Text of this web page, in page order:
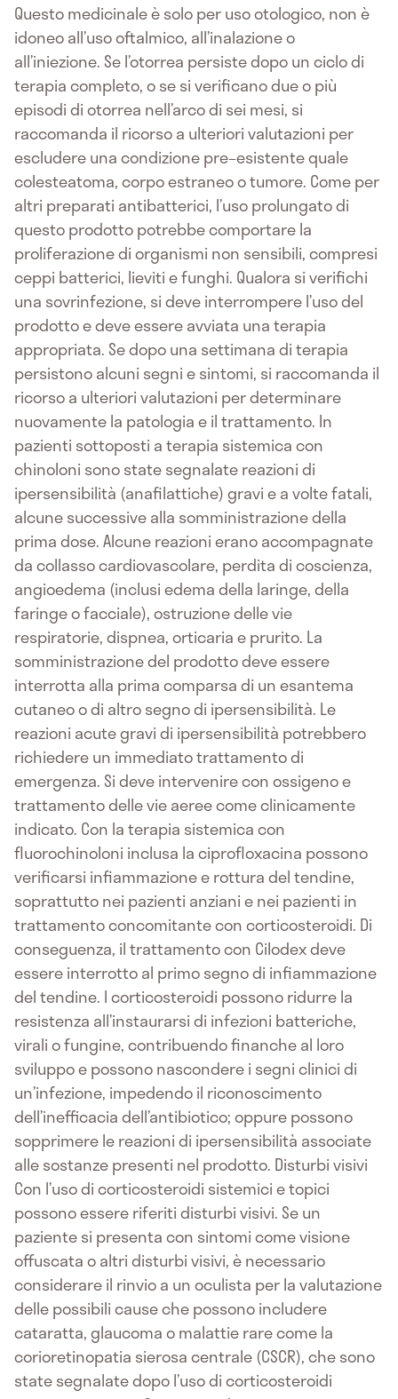
Questo medicinale è solo per uso otologico, non è
idoneo all’uso oftalmico, all’inalazione o
all’iniezione. Se l’otorrea persiste dopo un ciclo di
terapia completo, o se si verificano due o più
episodi di otorrea nell’arco di sei mesi, si
raccomanda il ricorso a ulteriori valutazioni per
escludere una condizione pre–esistente quale
colesteatoma, corpo estraneo o tumore. Come per
altri preparati antibatterici, l’uso prolungato di
questo prodotto potrebbe comportare la
proliferazione di organismi non sensibili, compresi
ceppi batterici, lieviti e funghi. Qualora si verifichi
una sovrinfezione, si deve interrompere l’uso del
prodotto e deve essere avviata una terapia
appropriata. Se dopo una settimana di terapia
persistono alcuni segni e sintomi, si raccomanda il
ricorso a ulteriori valutazioni per determinare
nuovamente la patologia e il trattamento. In
pazienti sottoposti a terapia sistemica con
chinoloni sono state segnalate reazioni di
ipersensibilità (anafilattiche) gravi e a volte fatali,
alcune successive alla somministrazione della
prima dose. Alcune reazioni erano accompagnate
da collasso cardiovascolare, perdita di coscienza,
angioedema (inclusi edema della laringe, della
faringe o facciale), ostruzione delle vie
respiratorie, dispnea, orticaria e prurito. La
somministrazione del prodotto deve essere
interrotta alla prima comparsa di un esantema
cutaneo o di altro segno di ipersensibilità. Le
reazioni acute gravi di ipersensibilità potrebbero
richiedere un immediato trattamento di
emergenza. Si deve intervenire con ossigeno e
trattamento delle vie aeree come clinicamente
indicato. Con la terapia sistemica con
fluorochinoloni inclusa la ciprofloxacina possono
verificarsi infiammazione e rottura del tendine,
soprattutto nei pazienti anziani e nei pazienti in
trattamento concomitante con corticosteroidi. Di
conseguenza, il trattamento con Cilodex deve
essere interrotto al primo segno di infiammazione
del tendine. I corticosteroidi possono ridurre la
resistenza all’instaurarsi di infezioni batteriche,
virali o fungine, contribuendo finanche al loro
sviluppo e possono nascondere i segni clinici di
un’infezione, impedendo il riconoscimento
dell’inefficacia dell’antibiotico; oppure possono
sopprimere le reazioni di ipersensibilità associate
alle sostanze presenti nel prodotto. Disturbi visivi
Con l’uso di corticosteroidi sistemici e topici
possono essere riferiti disturbi visivi. Se un
paziente si presenta con sintomi come visione
offuscata o altri disturbi visivi, è necessario
considerare il rinvio a un oculista per la valutazione
delle possibili cause che possono includere
cataratta, glaucoma o malattie rare come la
corioretinopatia sierosa centrale (CSCR), che sono
state segnalate dopo l’uso di corticosteroidi